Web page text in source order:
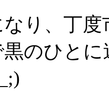
り、丁
黒のひと